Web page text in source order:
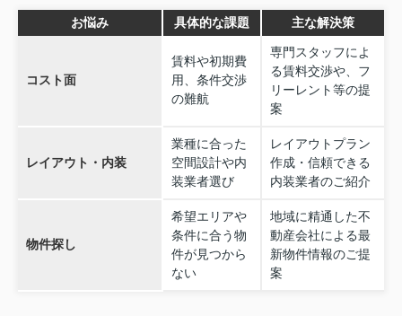
お悩み 具体的な課題 主な解決策
コスト面
賃料や初期費
用、条件交渉
の難航
専門スタッフによ
る賃料交渉や、フ
リーレント等の提
案
レイアウト・内装
業種に合った
空間設計や内
装業者選び
レイアウトプラン
作成・信頼できる
内装業者のご紹介
物件探し
希望エリアや
条件に合う物
件が見つから
ない
地域に精通した不
動産会社による最
新物件情報のご提
案